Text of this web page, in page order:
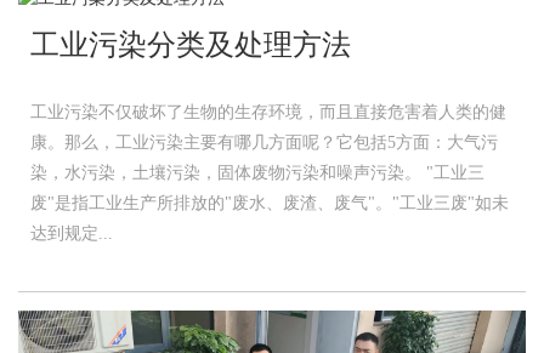
工业污染分类及处理方法
工业污染不仅破坏了生物的生存环境，而且直接危害着人类的健
康。那么，工业污染主要有哪几方面呢？它包括5方面：大气污
染，水污染，土壤污染，固体废物污染和噪声污染。 "工业三
废"是指工业生产所排放的"废水、废渣、废气"。"工业三废"如未
达到规定...